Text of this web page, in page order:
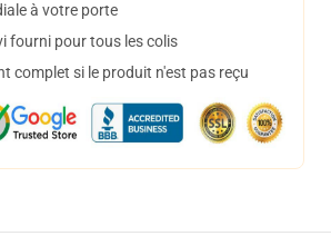
à votre porte
fourni pour tous les colis
complet si le produit n'est pas reçu